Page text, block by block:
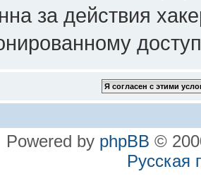
за действия
Powered by phpBB ©
Русская